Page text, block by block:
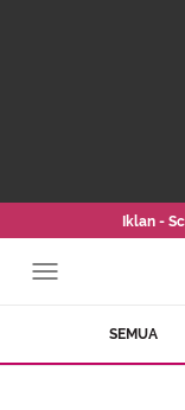
Iklan -
SEMUA